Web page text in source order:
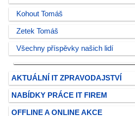
Kohout Tomáš
Zetek Tomáš
Všechny příspěvky našich lidí
AKTUÁLNÍ IT ZPRAVODAJSTVÍ
NABÍDKY PRÁCE IT FIREM
OFFLINE A ONLINE AKCE